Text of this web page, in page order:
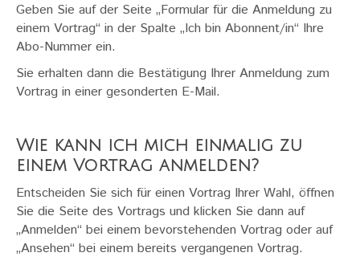
Geben Sie auf der Seite „Formular für die Anmeldung zu
einem Vortrag“ in der Spalte „Ich bin Abonnent/in“ Ihre
Abo-Nummer ein.
Sie erhalten dann die Bestätigung Ihrer Anmeldung zum
Vortrag in einer gesonderten E-Mail.
Wie kann ich mich einmalig zu
einem Vortrag anmelden?
Entscheiden Sie sich für einen Vortrag Ihrer Wahl, öffnen
Sie die Seite des Vortrags und klicken Sie dann auf
„Anmelden“ bei einem bevorstehenden Vortrag oder auf
„Ansehen“ bei einem bereits vergangenen Vortrag.